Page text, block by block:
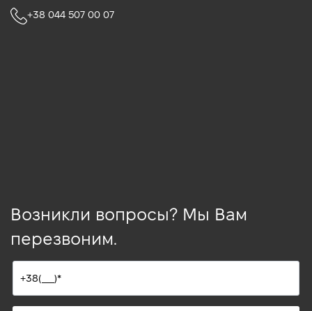
+38 044 507 00 07
Возникли вопросы? Мы Вам
перезвоним.